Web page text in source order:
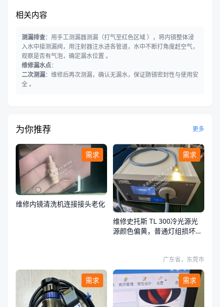
相关内容
测漏排查：用手工测漏器测漏（打气至红色区域 ），将内镜整体浸
入水中接测漏阀，用注射器注水进各管道，水中不断打角度赶空气，
观察是否有气泡，确定漏水位置 。
维修漏水点：
二次测漏：维修后再次测漏，确认无漏水，保证肠镜密封性与使用安
全 。
为你推荐 更多
需求
维修内镜清洗机连接接头老化
需求
维修史托斯 TL 300冷光源光
源颜色偏黄，普通灯组损坏，
广东省，东莞市
需求 需求